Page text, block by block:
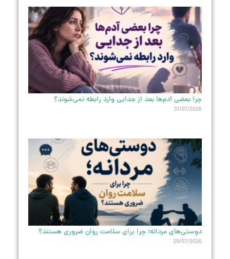
چرا بعضی آدم‌ها بعد از جدایی وارد رابطه نمی‌شوند؟
31/07/2026
دوستی‌های مردانه؛ چرا برای سلامت روان ضروری هستند؟
29/07/2026